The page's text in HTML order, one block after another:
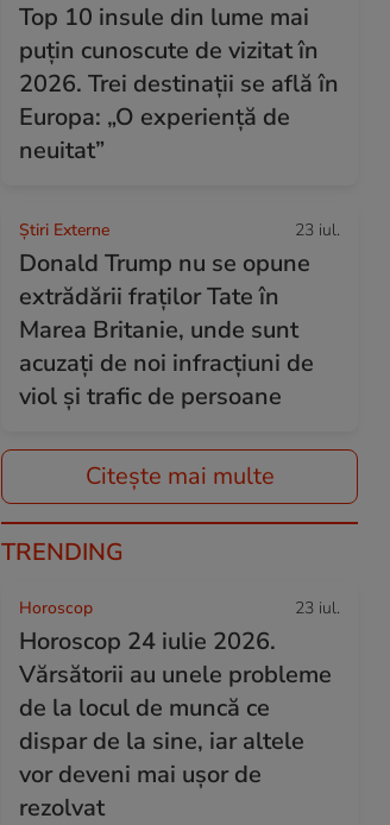
Top 10 insule din lume mai
puțin cunoscute de vizitat în
2026. Trei destinații se află în
Europa: „O experiență de
neuitat”
Știri Externe 23 iul.
Donald Trump nu se opune
extrădării fraților Tate în
Marea Britanie, unde sunt
acuzați de noi infracțiuni de
viol și trafic de persoane
Citește mai multe
TRENDING
Horoscop 23 iul.
Horoscop 24 iulie 2026.
Vărsătorii au unele probleme
de la locul de muncă ce
dispar de la sine, iar altele
vor deveni mai ușor de
rezolvat